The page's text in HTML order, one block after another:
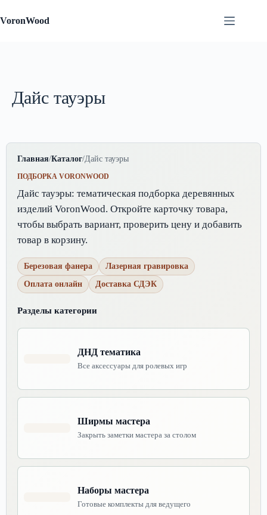
к
сути
VoronWood
Дайс тауэры
Главная/Каталог/Дайс тауэры
ПОДБОРКА VORONWOOD
Дайс тауэры: тематическая подборка деревянных
изделий VoronWood. Откройте карточку товара,
чтобы выбрать вариант, проверить цену и добавить
товар в корзину.
Березовая фанера
Лазерная гравировка
Оплата онлайн
Доставка СДЭК
Разделы категории
ДНД тематика
Все аксессуары для ролевых игр
Ширмы мастера
Закрыть заметки мастера за столом
Наборы мастера
Готовые комплекты для ведущего